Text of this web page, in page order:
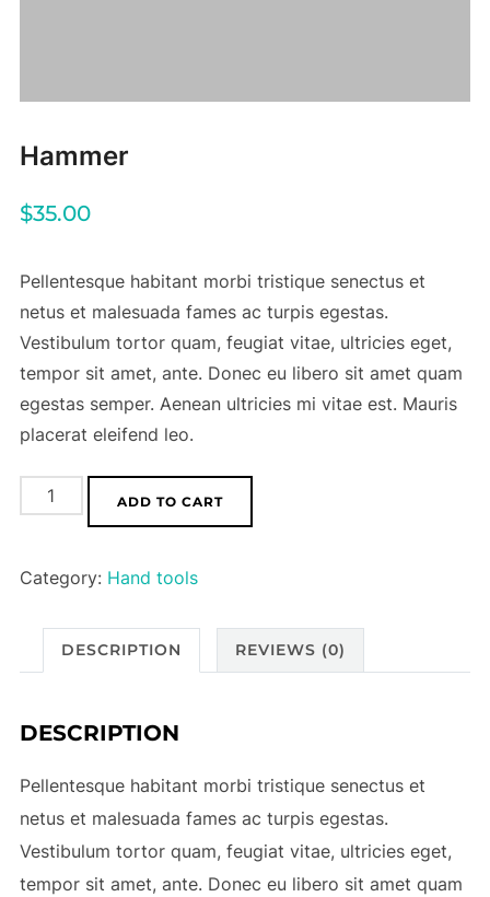
Hammer
$35.00
Pellentesque habitant morbi tristique senectus et
netus et malesuada fames ac turpis egestas.
Vestibulum tortor quam, feugiat vitae, ultricies eget,
tempor sit amet, ante. Donec eu libero sit amet quam
egestas semper. Aenean ultricies mi vitae est. Mauris
placerat eleifend leo.
Hammer
quantity
ADD TO CART
Category: Hand tools
DESCRIPTION REVIEWS (0)
DESCRIPTION
Pellentesque habitant morbi tristique senectus et
netus et malesuada fames ac turpis egestas.
Vestibulum tortor quam, feugiat vitae, ultricies eget,
tempor sit amet, ante. Donec eu libero sit amet quam